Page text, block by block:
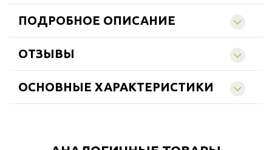
ПОДРОБНОЕ ОПИСАНИЕ
ОТЗЫВЫ
ОСНОВНЫЕ ХАРАКТЕРИСТИКИ